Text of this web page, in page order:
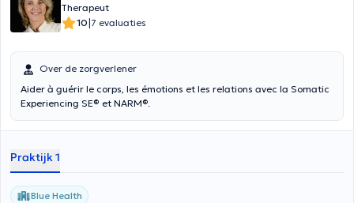
Therapeut
10|7 evaluaties
Over de zorgverlener
Aider à guérir le corps, les émotions et les relations avec la Somatic
Experiencing SE® et NARM®.
Praktijk 1
Blue Health